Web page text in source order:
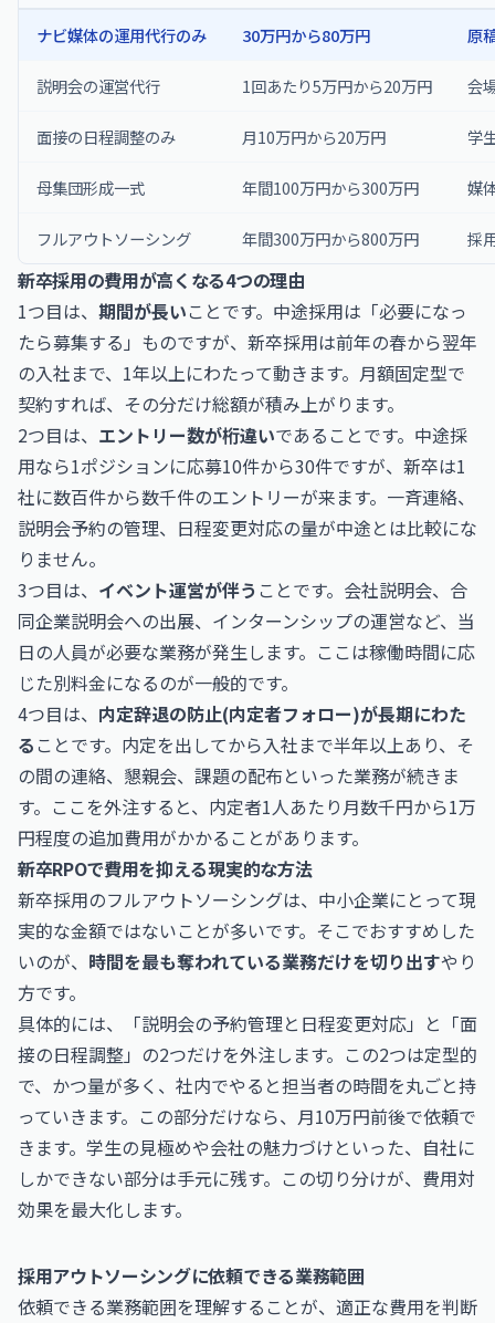
ナビ媒体の運用代行のみ 30万円から80万円 原
説明会の運営代行 1回あたり5万円から20万円 会
面接の日程調整のみ 月10万円から20万円 学
母集団形成一式 年間100万円から300万円 媒
フルアウトソーシング 年間300万円から800万円 採
新卒採用の費用が高くなる4つの理由
1つ目は、 期間が長いことです。中途採用は「必要になっ
たら募集する」ものですが、新卒採用は前年の春から翌年
の入社まで、1年以上にわたって動きます。月額固定型で
契約すれば、その分だけ総額が積み上がります。
2つ目は、 エントリー数が桁違いであることです。中途採
用なら1ポジションに応募10件から30件ですが、新卒は1
社に数百件から数千件のエントリーが来ます。一斉連絡、
説明会予約の管理、日程変更対応の量が中途とは比較にな
りません。
3つ目は、 イベント運営が伴う ことです。会社説明会、合
同企業説明会への出展、インターンシップの運営など、当
日の人員が必要な業務が発生します。ここは稼働時間に応
じた別料金になるのが一般的です。
4つ目は、 内定辞退の防止(内定者フォロー)が長期にわた
る ことです。内定を出してから入社まで半年以上あり、そ
の間の連絡、懇親会、課題の配布といった業務が続きま
す。ここを外注すると、内定者1人あたり月数千円から1万
円程度の追加費用がかかることがあります。
新卒RPOで費用を抑える現実的な方法
新卒採用のフルアウトソーシングは、中小企業にとって現
実的な金額ではないことが多いです。そこでおすすめした
いのが、 時間を最も奪われている業務だけを切り出すやり
方です。
具体的には、「説明会の予約管理と日程変更対応」と「面
接の日程調整」の2つだけを外注します。この2つは定型的
で、かつ量が多く、社内でやると担当者の時間を丸ごと持
っていきます。この部分だけなら、月10万円前後で依頼で
きます。学生の見極めや会社の魅力づけといった、自社に
しかできない部分は手元に残す。この切り分けが、費用対
効果を最大化します。
採用アウトソーシングに依頼できる業務範囲
依頼できる業務範囲を理解することが、適正な費用を判断